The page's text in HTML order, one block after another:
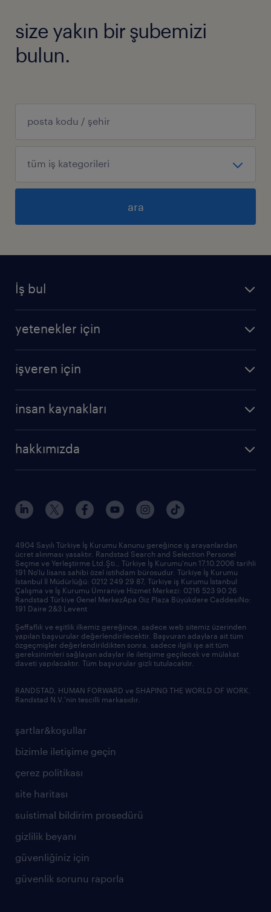
size yakın bir şubemizi
bulun.
ara
İş bul
yetenekler için
işveren için
insan kaynakları
hakkımızda
şartlar&koşullar
bizimle iletişime geçin
çerez politikası
site haritası
suistimal bildirim prosedürü
gizlilik beyanı
güvenliğiniz için
güvenlik sorunu raporla
4904 Sayılı Türkiye İş Kurumu Kanunu gereğince iş arayanlardan
ücret alınması yasaktır. Randstad Search and Selection Personel
Seçme ve Yerleştirme Ltd.Şti., Türkiye İş Kurumu'nun 17.10.2006 tarihli
191 No'lu lisans sahibi özel istihdam bürosudur. Türkiye İş Kurumu
İstanbul İl Müdürlüğü: 0212 249 29 87, Türkiye iş Kurumu İstanbul
Çalışma ve İş Kurumu Ümraniye Hizmet Merkezi: 0216 523 90 26
Randstad Türkiye Genel MerkezApa Giz Plaza Büyükdere CaddesiNo:
191 Daire 2&3 Levent
Şeffaflık ve eşitlik ilkemiz gereğince, sadece web sitemiz üzerinden
yapılan başvurular değerlendirilecektir. Başvuran adaylara ait tüm
özgeçmişler değerlendirildikten sonra, sadece ilgili işe ait tüm
gereksinimleri sağlayan adaylar ile iletişime geçilecek ve mülakat
daveti yapılacaktır. Tüm başvurular gizli tutulacaktır.
RANDSTAD, HUMAN FORWARD ve SHAPING THE WORLD OF WORK,
Randstad N.V.'nin tescilli markasıdır.